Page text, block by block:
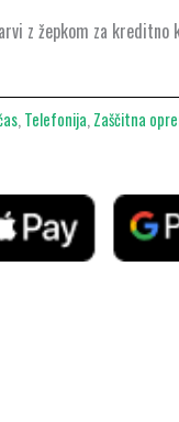
z žepkom za
,Telefonija,Zaščitna